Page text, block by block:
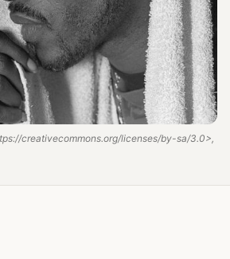
creativecommons.org/licenses/by-sa/3.0>,